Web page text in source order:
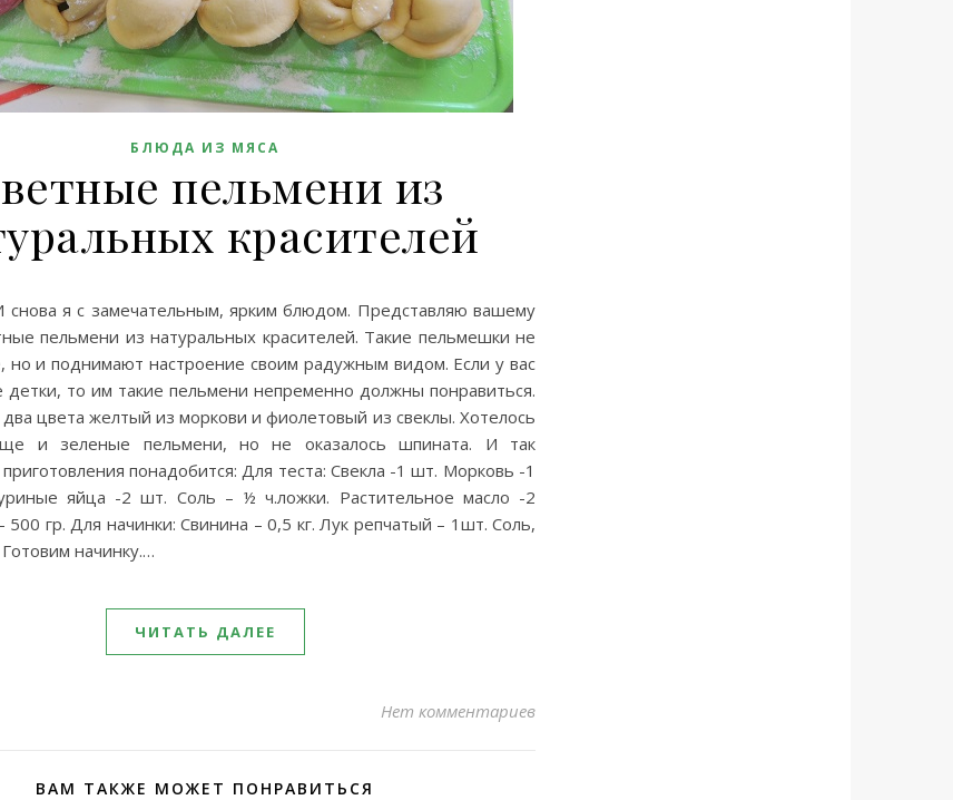
БЛЮДА ИЗ МЯСА
пельмени из
красителей
снова я с замечательным, ярким блюдом. Представляю вашему
пельмени из натуральных красителей. Такие пельмешки не
но и поднимают настроение своим радужным видом. Если у вас
детки, то им такие пельмени непременно должны понравиться.
цвета желтый из моркови и фиолетовый из свеклы. Хотелось
и зеленые пельмени, но не оказалось шпината. И так
понадобится: Для теста: Свекла -1 шт. Морковь -1
яйца -2 шт. Соль – ½ ч.ложки. Растительное масло -2
500 гр. Для начинки: Свинина – 0,5 кг. Лук репчатый – 1шт. Соль,
начинку.…
ЧИТАТЬ ДАЛЕЕ
Нет комментариев
ВАМ ТАКЖЕ МОЖЕТ ПОНРАВИТЬСЯ